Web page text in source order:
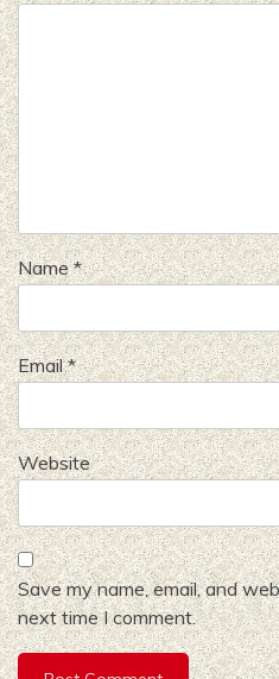
Name*
Email*
Website
Save my name, email, and
next time I comment.